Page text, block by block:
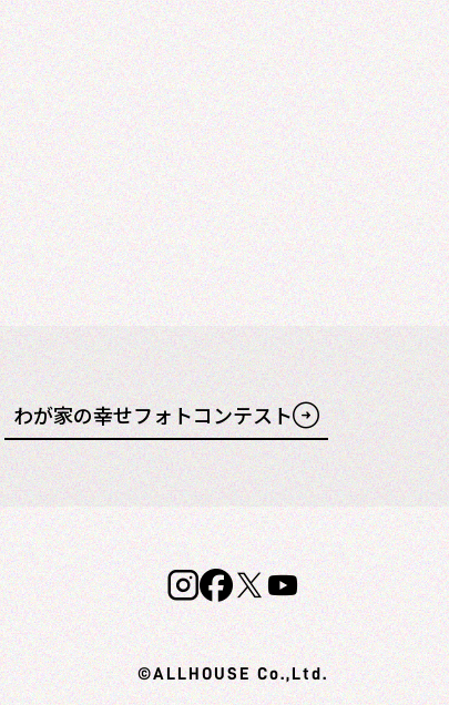
わが家の幸せフォトコンテスト
©ALLHOUSE Co.,Ltd.